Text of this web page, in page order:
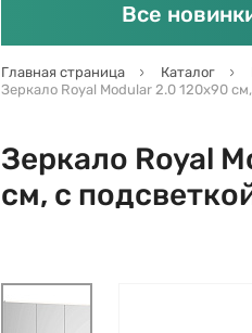
Все
Главная страница Каталог
Зеркало Royal Modular 2.0 120х90
Зеркало Royal
см, с